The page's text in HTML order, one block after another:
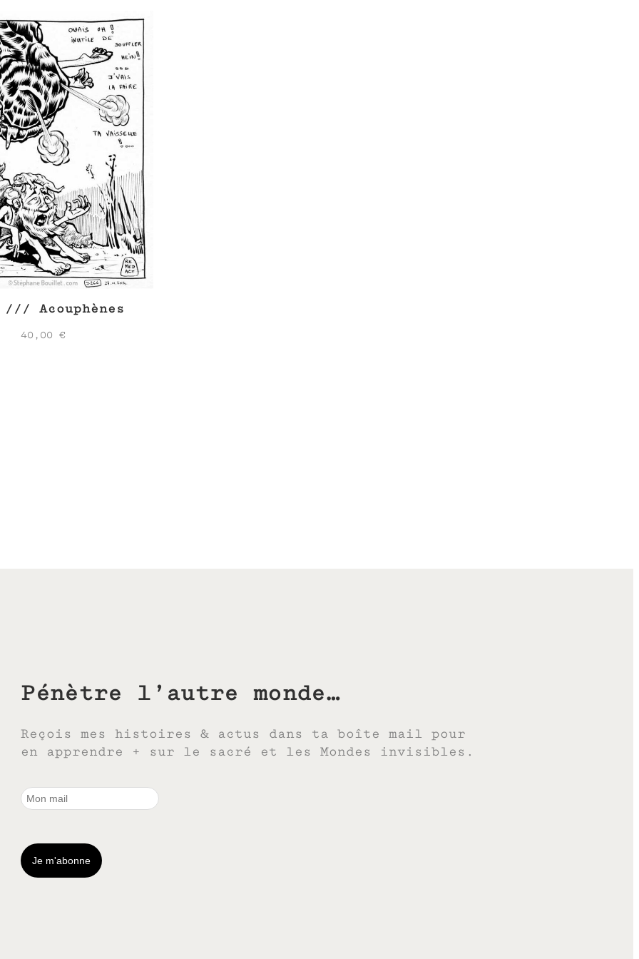
/// Acouphènes
40,00€
Pénètre l’autre monde…
Reçois mes histoires & actus dans ta boîte mail pour
en apprendre + sur le sacré et les Mondes invisibles.